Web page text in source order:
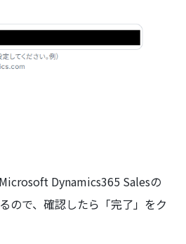
Dynamics365 Salesの
ので、確認したら「完了」をク